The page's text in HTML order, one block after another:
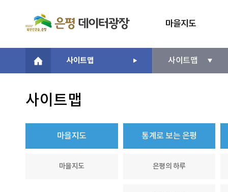
마을지도
사이트맵 사이트맵
사이트맵
마을지도
마을지도
통계로 보는 은평
은평의 하루